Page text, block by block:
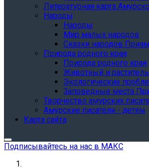
Литературная карта
Народы
Народы
Мир малых народов
Сказки народов
Природа родного края
Природа родного края
Животный и
Экологические
Заповедные места
Творчество амурских
Амурские писатели - детям
Карта сайта
Подписывайтесь на нас в МАКС